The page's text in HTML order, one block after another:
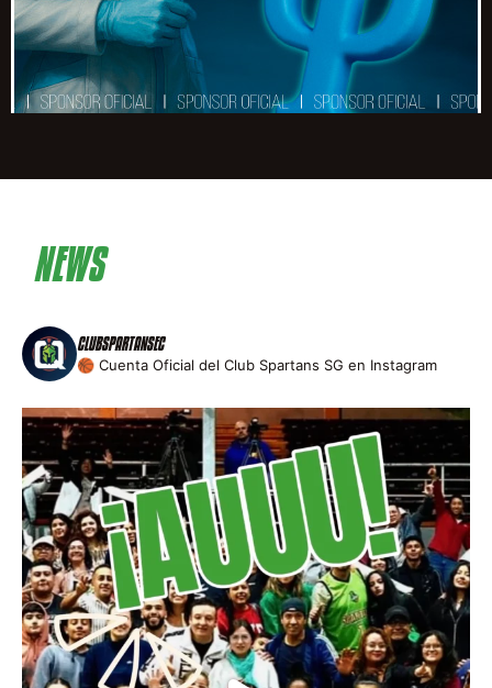
NEWS
CLUBSPARTANSEC
🏀 Cuenta Oficial del Club Spartans SG en Instagram